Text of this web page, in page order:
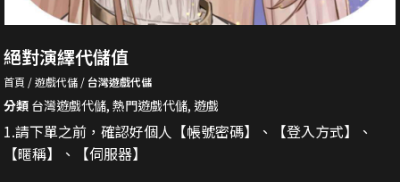
絕對演繹代儲值
首頁 遊戲代儲 台灣遊戲代儲
分類 台灣遊戲代儲, 熱門遊戲代儲, 遊戲
1.請下單之前，確認好個人【帳號密碼】、【登入方式】、
【暱稱】、【伺服器】